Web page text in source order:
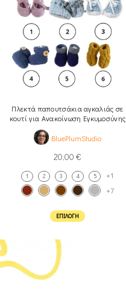
Πλεκτά παπουτσάκια αγκαλιάς σε
κουτί για Ανακοίνωση Εγκυμοσύνης
BluePlumStudio
20,00 €
1 2 3 4 5
+1
+7
ΕΠΙΛΟΓΉ